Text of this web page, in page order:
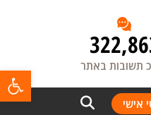
תשובות באתר
אישי